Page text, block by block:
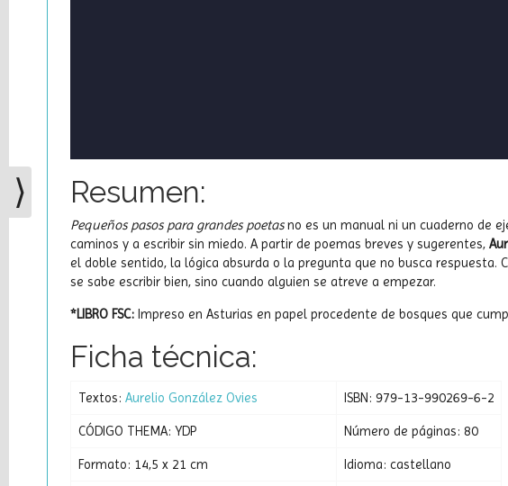
Resumen:
Pequeños pasos para grandes poetasno es un manual ni un cuaderno de
caminos y a escribir sin miedo. A partir de poemas breves y sugerentes,
el doble sentido, la lógica absurda o la pregunta que no busca respuesta.
se sabe escribir bien, sino cuando alguien se atreve a empezar.
*LIBRO FSC: Impreso en Asturias en papel procedente de bosques que
Ficha técnica:
Textos: Aurelio González Ovies ISBN: 979-13-990269-6-2
CÓDIGO THEMA: YDP Número de páginas: 80
Formato: 14,5 x 21 cm Idioma: castellano
⟩